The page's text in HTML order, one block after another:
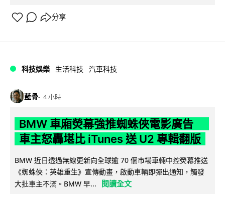
分享
科技娛樂 生活科技 汽車科技
藍骨 4 小時
BMW 車廂熒幕強推蜘蛛俠電影廣告
車主怒轟堪比 iTunes 送 U2 專輯翻版
BMW 近日透過無線更新向全球逾 70 個市場車輛中控熒幕推送
《蜘蛛俠：英雄重生》宣傳動畫，啟動車輛即彈出通知，觸發
大批車主不滿。BMW 早...
閱讀全文